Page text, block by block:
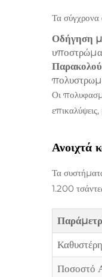
Τα σύγχρονα
Οδήγηση
Οι
Ανοιχτά
Τα
1.200
Ποσοστό